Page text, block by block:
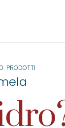
, PRODOTTI